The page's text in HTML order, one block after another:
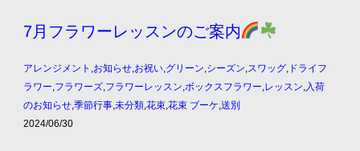
7月フラワーレッスンのご案内
アレンジメント お知らせ, お祝い, グリーン シーズン スワッグ, ドライフ
ラワー フラワーズ, フラワーレッスン ボックスフラワー レッスン 入荷
のお知らせ, 季節行事, 未分類, 花束, 花束 ブーケ 送別
2024/06/30